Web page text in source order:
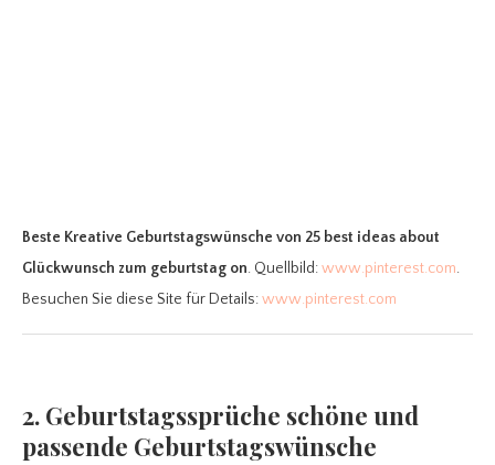
Beste Kreative Geburtstagswünsche von 25 best ideas about
Glückwunsch zum geburtstag on. Quellbild:www.pinterest.com.
Besuchen Sie diese Site für Details:www.pinterest.com
2. Geburtstagssprüche schöne und
passende Geburtstagswünsche